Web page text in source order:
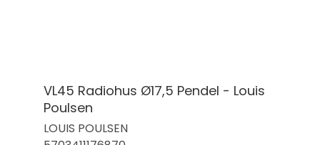
VL45 Radiohus Ø17,5 Pendel - Louis
Poulsen
LOUIS POULSEN